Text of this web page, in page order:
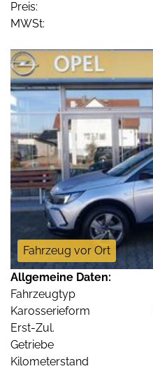
Preis:
MWSt:
Fahrzeug vor Ort
Allgemeine Daten:
Fahrzeugtyp
Karosserieform
Erst-Zul.
Getriebe
Kilometerstand